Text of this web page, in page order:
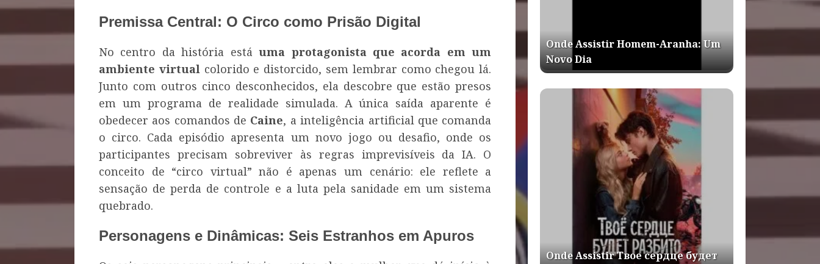
Premissa Central: O Circo como Prisão Digital
No centro da história estáuma protagonista que acorda em um
ambiente virtualcolorido e distorcido, sem lembrar como chegou lá.
Junto com outros cinco desconhecidos, ela descobre que estão presos
em um programa de realidade simulada. A única saída aparente é
obedecer aos comandos de Caine, a inteligência artificial que comanda
o circo. Cada episódio apresenta um novo jogo ou desafio, onde os
participantes precisam sobreviver às regras imprevisíveis da IA. O
conceito de “circo virtual” não é apenas um cenário: ele reflete a
sensação de perda de controle e a luta pela sanidade em um sistema
quebrado.
Personagens e Dinâmicas: Seis Estranhos em Apuros
Onde Assistir Homem-Aranha: Um
Novo Dia
Onde Assistir Твое сердце будет